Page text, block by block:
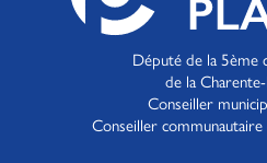
Député de la 5ème
de la
Conseiller
Conseiller